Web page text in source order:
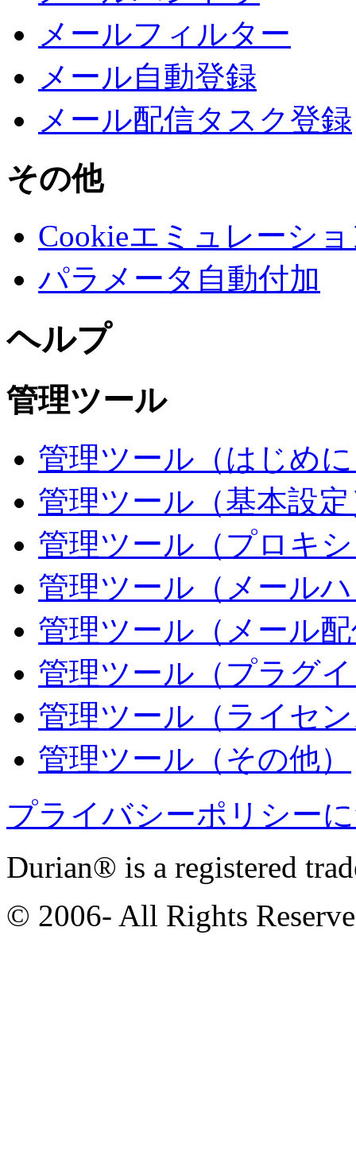
メールフィルター
メール自動登録
メール配信タスク登録
その他
Cookieエミュレーシ
パラメータ自動付加
ヘルプ
管理ツール
管理ツール（はじめ
管理ツール（基本設
管理ツール（プロキ
管理ツール（メール
管理ツール（メール
管理ツール（プラグ
管理ツール（ライセ
管理ツール（その他）
プライバシーポリシー
Durian® is a registered
© 2006- All Rights